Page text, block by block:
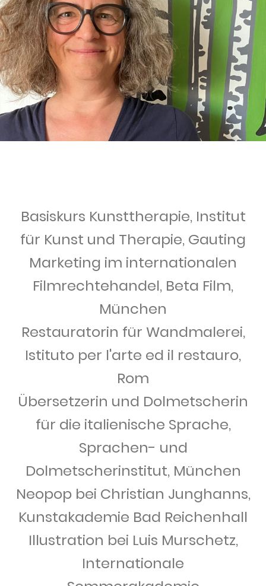
Basiskurs Kunsttherapie, Institut
für Kunst und Therapie, Gauting
Marketing im internationalen
Filmrechtehandel, Beta Film,
München
Restauratorin für Wandmalerei,
Istituto per l'arte ed il restauro,
Rom
Übersetzerin und Dolmetscherin
für die italienische Sprache,
Sprachen- und
Dolmetscherinstitut, München
Neopop bei Christian Junghanns,
Kunstakademie Bad Reichenhall
Illustration bei Luis Murschetz,
Internationale